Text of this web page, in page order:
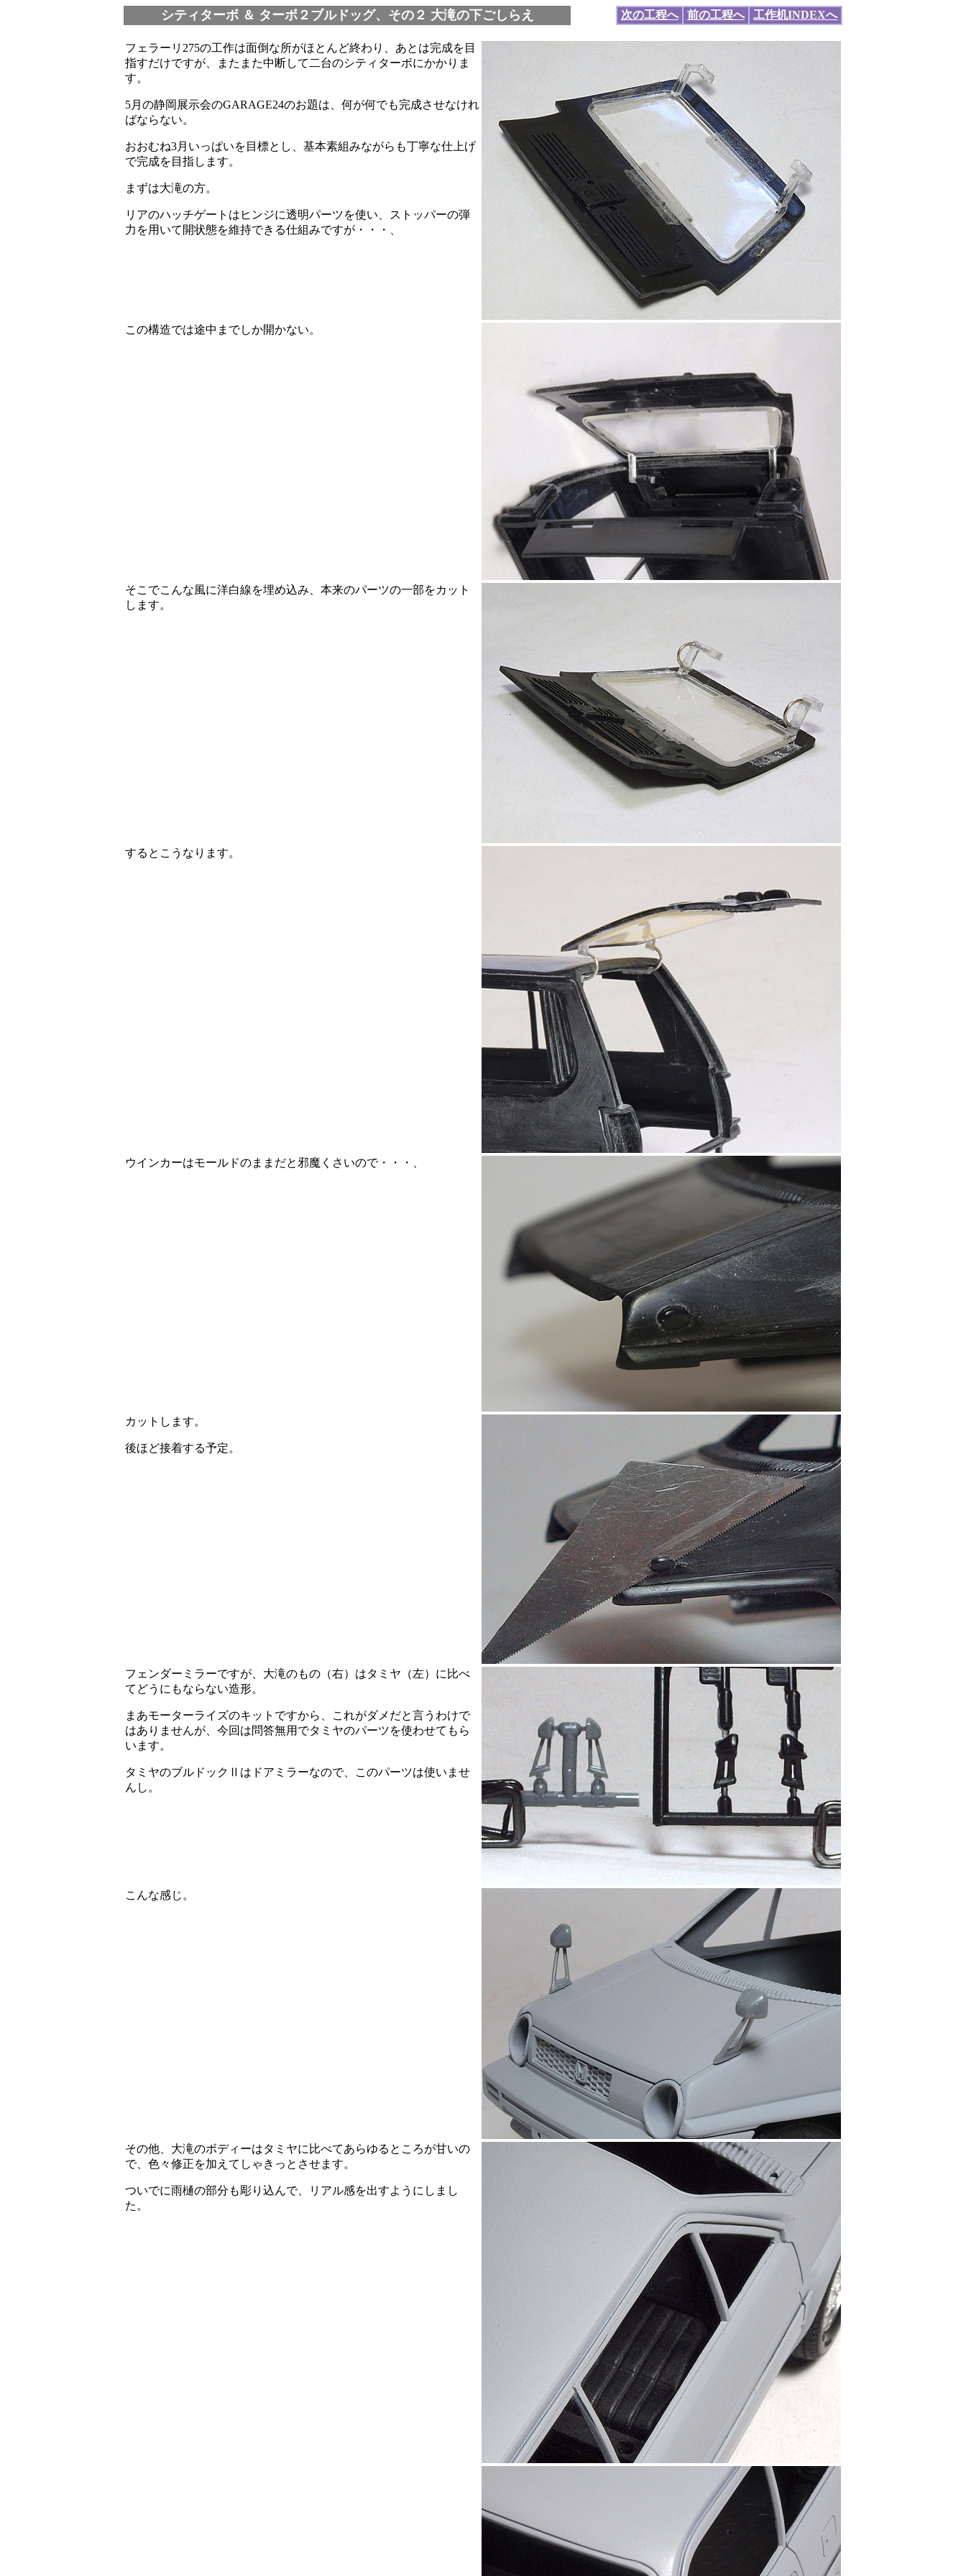
シティターボ ＆ ターボ２ブルドッグ、その２ 大滝の下ごしらえ 次の工程へ 前の工程へ 工作机INDEXへ
フェラーリ275の工作は面倒な所がほとんど終わり、あとは完成を目
指すだけですが、またまた中断して二台のシティターボにかかりま
す。
5月の静岡展示会のGARAGE24のお題は、何が何でも完成させなけれ
ばならない。
おおむね3月いっぱいを目標とし、基本素組みながらも丁寧な仕上げ
で完成を目指します。
まずは大滝の方。
リアのハッチゲートはヒンジに透明パーツを使い、ストッパーの弾
力を用いて開状態を維持できる仕組みですが・・・、
この構造では途中までしか開かない。
そこでこんな風に洋白線を埋め込み、本来のパーツの一部をカット
します。
するとこうなります。
ウインカーはモールドのままだと邪魔くさいので・・・、
カットします。
後ほど接着する予定。
フェンダーミラーですが、大滝のもの（右）はタミヤ（左）に比べ
てどうにもならない造形。
まあモーターライズのキットですから、これがダメだと言うわけで
はありませんが、今回は問答無用でタミヤのパーツを使わせてもら
います。
タミヤのブルドックⅡはドアミラーなので、このパーツは使いませ
んし。
こんな感じ。
その他、大滝のボディーはタミヤに比べてあらゆるところが甘いの
で、色々修正を加えてしゃきっとさせます。
ついでに雨樋の部分も彫り込んで、リアル感を出すようにしまし
た。